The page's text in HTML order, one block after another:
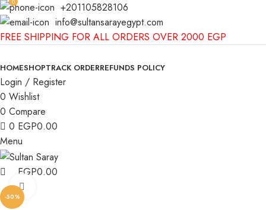
+201105828106
info@sultansarayegypt.com
FREE SHIPPING FOR ALL ORDERS OVER 2000 EGP
HOMESHOPTRACK ORDERREFUNDS POLICY
Login / Register
0 Wishlist
0 Compare
0 EGP0.00
Menu
EGP0.00
-50%